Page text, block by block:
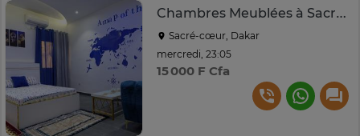
Chambres Meublées à Sacré-Coeur
Sacré-cœur, Dakar
mercredi, 23:05
15 000 F Cfa